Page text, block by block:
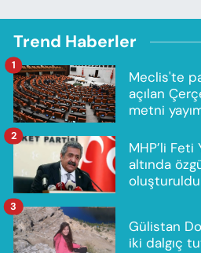
Trend Haberler
Meclis'te
açılan
metni
1
MHP’li Feti
altında
oluşturuldu
2
Gülistan
iki dalgıç
3